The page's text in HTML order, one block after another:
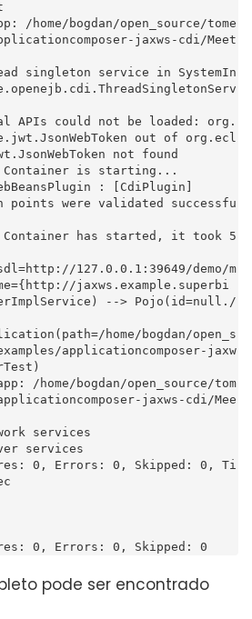
/home/bogdan/open_source/tome
jaxws-cdi/Meet
singleton service in SystemIn
APIs could not be loaded: org.
out of org.ecl
not found
Container is starting...
: [CdiPlugin]
were validated successfu
Container has started, it took 5
127.0.0.1:39649/demo/m
jaxws.example.superbi
--> Pojo(id=null./
home/bogdan/open_s
applicationcomposer-jaxw
/home/bogdan/open_source/tom
jaxws-cdi/Mee
services
services
0, Errors: 0, Skipped: 0, Ti
0, Errors: 0, Skipped: 0
pode ser encontrado